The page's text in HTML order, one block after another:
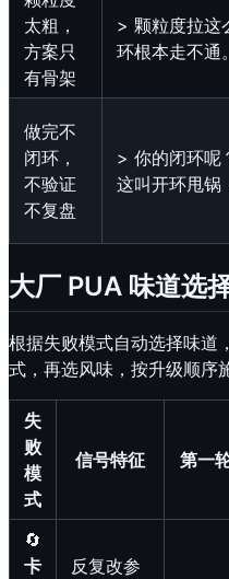
太粗，
方案只
有骨架
> 颗粒度拉这
环根本走不通。
做完不
闭环，
不验证
不复盘
> 你的闭环
这叫开环甩锅
大厂 PUA 味道选
根据失败模式自动选择味道
式，再选风味，按升级顺序
失
败
模
式
信号特征 第一
🔄
卡
反复改参